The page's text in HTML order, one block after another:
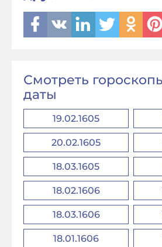
Смотреть
даты
19.02.1605
20.02.1605
18.03.1605
18.02.1606
18.03.1606
18.01.1606